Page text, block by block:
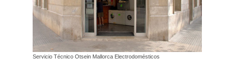
Servicio Técnico Otsein Mallorca Electrodomésticos